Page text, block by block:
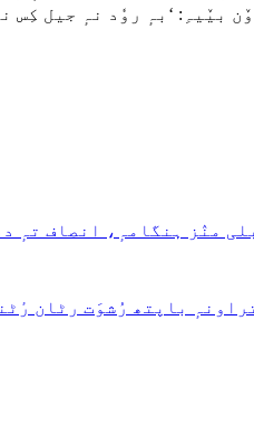
بیٚیہِ: ‘بہٕ روٗد نہٕ جیل کِس
منٛز ہنگامہٕ، انصاف تہٕ
باپتھ رُشوَت رٹان